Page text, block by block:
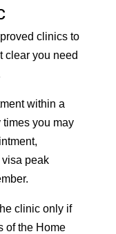
clinics to
clear you need
within a
times you may
peak
clinic only if
of the Home